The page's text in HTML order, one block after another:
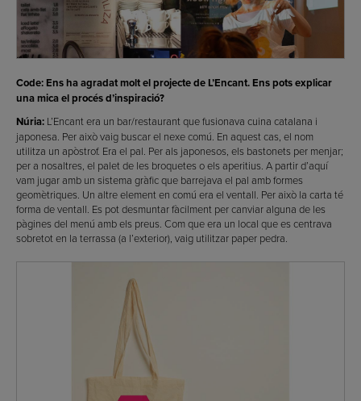
Code: Ens ha agradat molt el projecte de L’Encant. Ens pots explicar
una mica el procés d’inspiració?
Núria: L’Encant era un bar/restaurant que fusionava cuina catalana i
japonesa. Per això vaig buscar el nexe comú. En aquest cas, el nom
utilitza un apòstrof. Era el pal. Per als japonesos, els bastonets per menjar;
per a nosaltres, el palet de les broquetes o els aperitius. A partir d’aquí
vam jugar amb un sistema gràfic que barrejava el pal amb formes
geomètriques. Un altre element en comú era el ventall. Per això la carta té
forma de ventall. Es pot desmuntar fàcilment per canviar alguna de les
pàgines del menú amb els preus. Com que era un local que es centrava
sobretot en la terrassa (a l’exterior), vaig utilitzar paper pedra.